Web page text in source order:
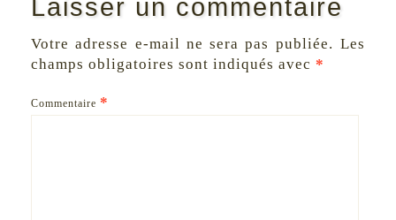
Laisser un commentaire
Votre adresse e-mail ne sera pas publiée. Les
champs obligatoires sont indiqués avec *
Commentaire *